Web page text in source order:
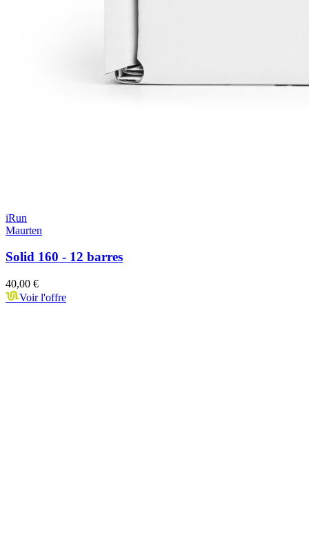
iRun
Maurten
Solid 160 - 12 barres
40,00 €
Voir l'offre